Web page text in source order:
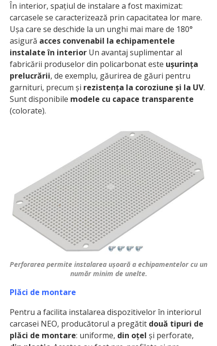
În interior, spațiul de instalare a fost maximizat:
carcasele se caracterizează prin capacitatea lor mare.
Ușa care se deschide la un unghi mai mare de 180°
asigură acces convenabil la echipamentele
instalate în interior Un avantaj suplimentar al
fabricării produselor din policarbonat este ușurința
prelucrării, de exemplu, găurirea de găuri pentru
garnituri, precum și rezistența la coroziune și la UV.
Sunt disponibile modele cu capace transparente
(colorate).
Perforarea permite instalarea ușoară a echipamentelor cu un
număr minim de unelte.
Plăci de montare
Pentru a facilita instalarea dispozitivelor în interiorul
carcasei NEO, producătorul a pregătit două tipuri de
plăci de montare: uniforme, din oțel și perforate,